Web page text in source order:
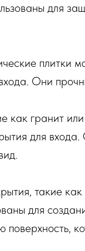
для
плитки
Они
как гранит
для
такие
для